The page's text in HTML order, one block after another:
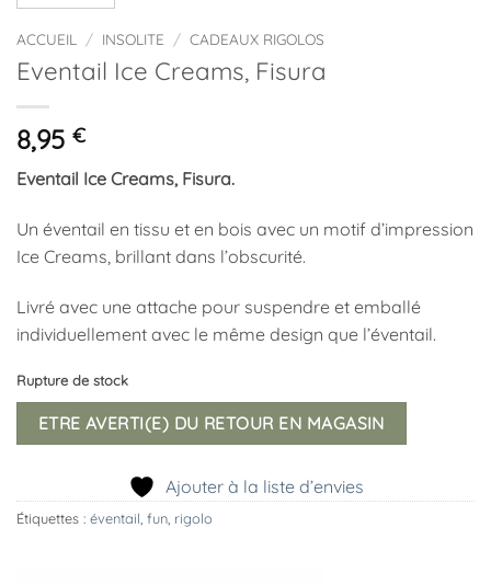
ACCUEIL / INSOLITE / CADEAUX RIGOLOS
Eventail Ice Creams, Fisura
8,95 €
Eventail Ice Creams, Fisura.
Un éventail en tissu et en bois avec un motif d’impression
Ice Creams, brillant dans l’obscurité.
Livré avec une attache pour suspendre et emballé
individuellement avec le même design que l’éventail.
Rupture de stock
ETRE AVERTI(E) DU RETOUR EN MAGASIN
Ajouter à la liste d’envies
Étiquettes : éventail fun rigolo